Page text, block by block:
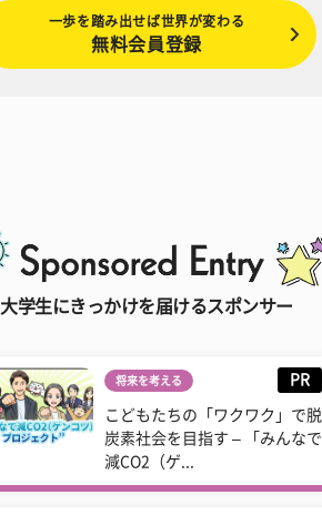
一歩を踏み出せば世界が変わる
無料会員登録
大学生にきっかけを届けるスポンサー
将来を考える PR
こどもたちの「ワクワク」で脱
炭素社会を目指す – 「みんなで
減CO2（ゲ...